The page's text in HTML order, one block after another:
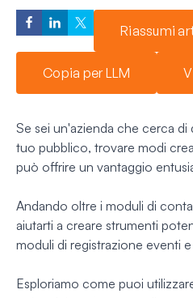
Riassumi
Copia per LLM
Se sei un'azienda che cerca
tuo pubblico, trovare modi
può offrire un vantaggio
Andando oltre i moduli di
aiutarti a creare strumenti
moduli di registrazione eventi
Esploriamo come puoi